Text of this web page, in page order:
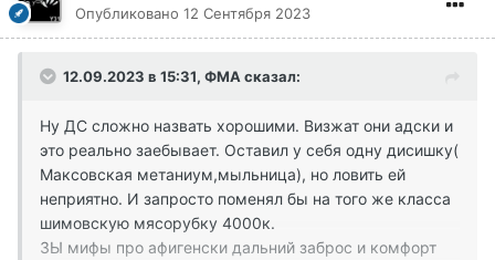
Опубликовано 12 Сентября 2023
12.09.2023 в 15:31, ФМА сказал:
Ну ДС сложно назвать хорошими. Визжат они адски и
это реально заебывает. Оставил у себя одну дисишку(
Максовская метаниум,мыльница), но ловить ей
неприятно. И запросто поменял бы на того же класса
шимовскую мясорубку 4000к.
ЗЫ мифы про афигенски дальний заброс и комфорт